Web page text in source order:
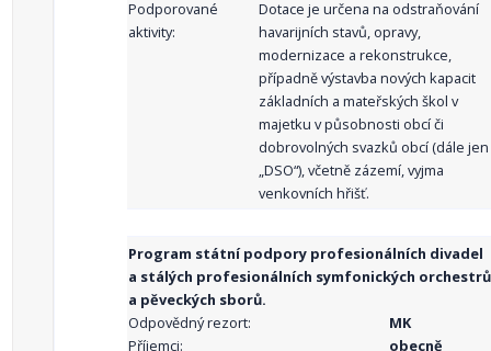
Podporované
aktivity:
Dotace je určena na odstraňování
havarijních stavů, opravy,
modernizace a rekonstrukce,
případně výstavba nových kapacit
základních a mateřských škol v
majetku v působnosti obcí či
dobrovolných svazků obcí (dále jen
„DSO“), včetně zázemí, vyjma
venkovních hřišť.
Program státní podpory profesionálních divadel
a stálých profesionálních symfonických orchestrů
a pěveckých sborů.
Odpovědný rezort:
MK
Příjemci:
obecně